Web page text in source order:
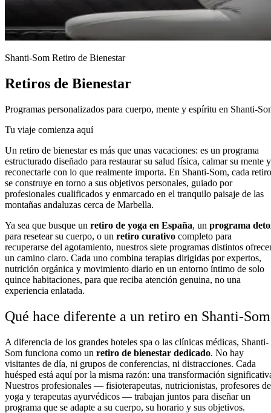
Shanti-Som Retiro de Bienestar
Retiros de Bienestar
Programas personalizados para cuerpo, mente y espíritu en Shanti-
Tu viaje comienza aquí
Un retiro de bienestar es más que unas vacaciones: es un programa
estructurado diseñado para restaurar su salud física, calmar su mente y
reconectarle con lo que realmente importa. En Shanti-Som, cada retiro
se construye en torno a sus objetivos personales, guiado por
profesionales cualificados y enmarcado en el tranquilo paisaje de las
montañas andaluzas cerca de Marbella.
Ya sea que busque un retiro de yoga en España, un programa
para resetear su cuerpo, o un retiro curativo completo para
recuperarse del agotamiento, nuestros siete programas distintos
un camino claro. Cada uno combina terapias dirigidas por expertos,
nutrición orgánica y movimiento diario en un entorno íntimo de solo
quince habitaciones, para que reciba atención genuina, no una
experiencia enlatada.
Qué hace diferente a un retiro en Shanti-Som
A diferencia de los grandes hoteles spa o las clínicas médicas, Shanti-
Som funciona como un retiro de bienestar dedicado. No hay
visitantes de día, ni grupos de conferencias, ni distracciones. Cada
huésped está aquí por la misma razón: una transformación
Nuestros profesionales — fisioterapeutas, nutricionistas, profesores de
yoga y terapeutas ayurvédicos — trabajan juntos para diseñar un
programa que se adapte a su cuerpo, su horario y sus objetivos.